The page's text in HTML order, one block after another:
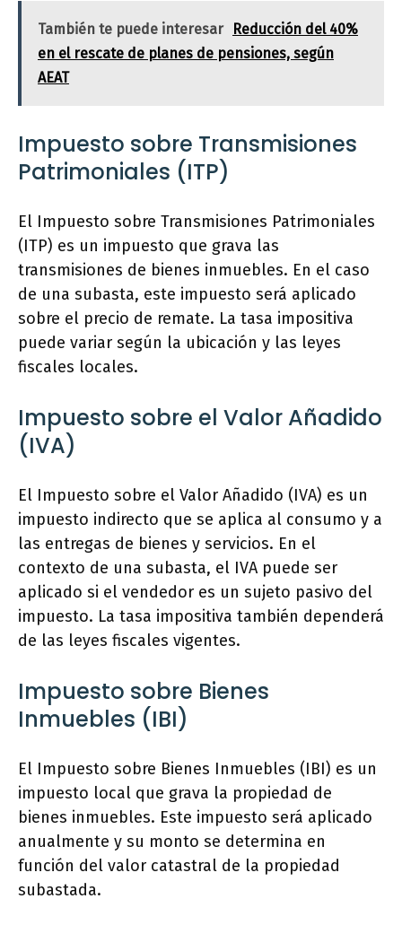
También te puede interesar
Reducción del 40%
en el rescate de planes de pensiones, según
AEAT
Impuesto sobre Transmisiones
Patrimoniales (ITP)
El Impuesto sobre Transmisiones Patrimoniales
(ITP) es un impuesto que grava las
transmisiones de bienes inmuebles. En el caso
de una subasta, este impuesto será aplicado
sobre el precio de remate. La tasa impositiva
puede variar según la ubicación y las leyes
fiscales locales.
Impuesto sobre el Valor Añadido
(IVA)
El Impuesto sobre el Valor Añadido (IVA) es un
impuesto indirecto que se aplica al consumo y a
las entregas de bienes y servicios. En el
contexto de una subasta, el IVA puede ser
aplicado si el vendedor es un sujeto pasivo del
impuesto. La tasa impositiva también dependerá
de las leyes fiscales vigentes.
Impuesto sobre Bienes
Inmuebles (IBI)
El Impuesto sobre Bienes Inmuebles (IBI) es un
impuesto local que grava la propiedad de
bienes inmuebles. Este impuesto será aplicado
anualmente y su monto se determina en
función del valor catastral de la propiedad
subastada.